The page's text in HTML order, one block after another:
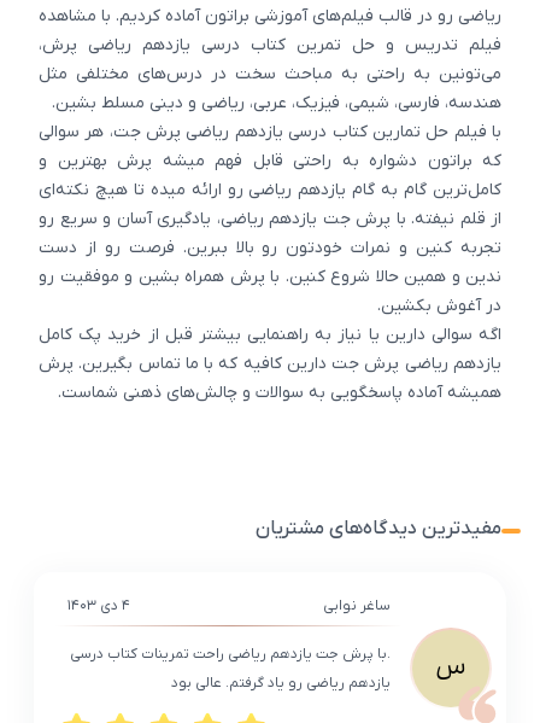
ریاضی رو در قالب فیلم‌های آموزشی براتون آماده کردیم. با مشاهده
فیلم تدریس و حل تمرین کتاب درسی یازدهم ریاضی پرش،
می‌تونین به راحتی به مباحث سخت در درس‌های مختلفی مثل
هندسه، فارسی، شیمی، فیزیک، عربی، ریاضی و دینی مسلط بشین.
با فیلم حل تمارین کتاب درسی یازدهم ریاضی پرش جت، هر سوالی
که براتون دشواره به راحتی قابل فهم میشه پرش بهترین و
کامل‌ترین گام به گام یازدهم ریاضی رو ارائه میده تا هیچ نکته‌ای
از قلم نیفته. با پرش جت یازدهم ریاضی، یادگیری آسان و سریع رو
تجربه کنین و نمرات خودتون رو بالا ببرین. فرصت رو از دست
ندین و همین حالا شروع کنین. با پرش همراه بشین و موفقیت رو
در آغوش بکشین.
اگه سوالی دارین یا نیاز به راهنمایی بیشتر قبل از خرید پک کامل
یازدهم ریاضی پرش جت دارین کافیه که با ما تماس بگیرین. پرش
همیشه آماده پاسخگویی به سوالات و چالش‌های ذهنی شماست.
مفیدترین دیدگاه‌های مشتریان
س
ساغر نوابی ۴ دی ۱۴۰۳
.با پرش جت یازدهم ریاضی راحت تمرینات کتاب درسی
یازدهم ریاضی رو یاد گرفتم. عالی بود